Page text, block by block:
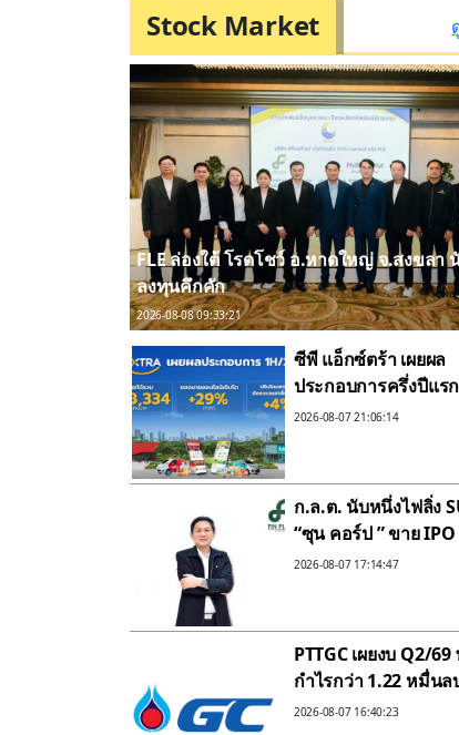
Stock Market
FLE ล่องใต้ โรดโชว์ อ.หาดใหญ่ จ.สงขลา
ลงทุนคึกคัก
2026-08-08 09:33:21
ซีพี แอ็กซ์ตร้า เผยผล
ประกอบการครึ่งปีแร
ทำรายได้รวม
อัตราเช่าพื้นที่โต 4%
2026-08-07 21:06:14
ก.ล.ต. นับหนึ่งไฟลิ่ง
“ซุน คอร์ป ” ขาย IPO
จำนวน 196.24 ล้านหุ้
ครบวงจร รับเมกะเท
EEC
2026-08-07 17:14:47
PTTGC เผยงบ Q2/
กำไรกว่า 1.22 หมื่นล
อานิสงส์ราคาผลิตภัณ
2026-08-07 16:40:23